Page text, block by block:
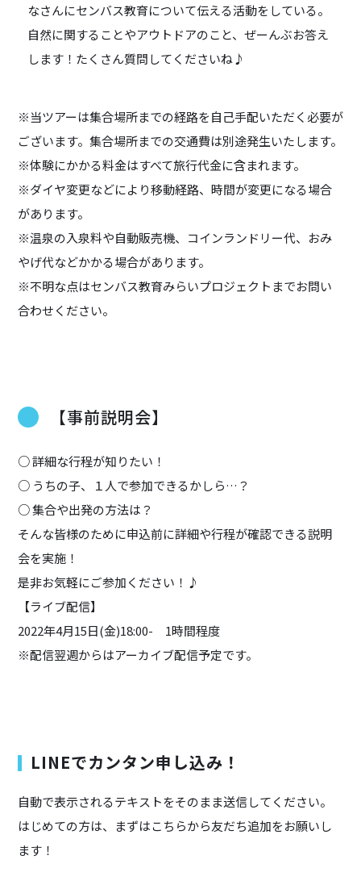
なさんにセンバス教育について伝える活動をしている。
自然に関することやアウトドアのこと、ぜーんぶお答え
します！たくさん質問してくださいね♪
※当ツアーは集合場所までの経路を自己手配いただく必要が
ございます。集合場所までの交通費は別途発生いたします。
※体験にかかる料金はすべて旅行代金に含まれます。
※ダイヤ変更などにより移動経路、時間が変更になる場合
があります。
※温泉の入泉料や自動販売機、コインランドリー代、おみ
やげ代などかかる場合があります。
※不明な点はセンバス教育みらいプロジェクトまでお問い
合わせください。
【事前説明会】
○ 詳細な行程が知りたい！
○ うちの子、１人で参加できるかしら…？
○ 集合や出発の方法は？
そんな皆様のために申込前に詳細や行程が確認できる説明
会を実施！
是非お気軽にご参加ください！♪
【ライブ配信】
2022年4月15日(金)18:00- 1時間程度
※配信翌週からはアーカイブ配信予定です。
LINEでカンタン申し込み！
自動で表示されるテキストをそのまま送信してください。
はじめての方は、まずはこちらから友だち追加をお願いし
ます！